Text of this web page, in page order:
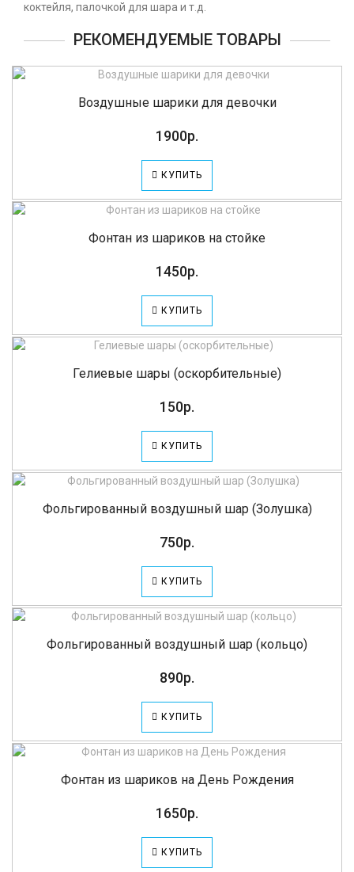
коктейля, палочкой для шара и т.д.
РЕКОМЕНДУЕМЫЕ ТОВАРЫ
Воздушные шарики для девочки
1900р.
КУПИТЬ
Фонтан из шариков на стойке
1450р.
КУПИТЬ
Гелиевые шары (оскорбительные)
150р.
КУПИТЬ
Фольгированный воздушный шар (Золушка)
750р.
КУПИТЬ
Фольгированный воздушный шар (кольцо)
890р.
КУПИТЬ
Фонтан из шариков на День Рождения
1650р.
КУПИТЬ